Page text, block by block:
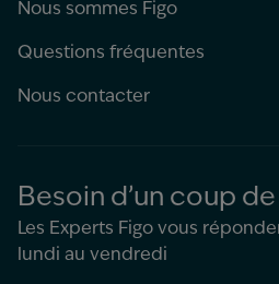
Nous sommes Figo
Questions fréquentes
Nous contacter
Besoin d’un coup
Les Experts Figo vous
lundi au vendredi